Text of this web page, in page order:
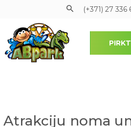
Pāriet uz galveno saturu
(+371) 27 336
Atrakciju noma